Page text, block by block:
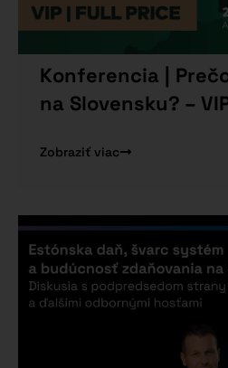
Konferencia |
na Slovensku? –
Zobraziť viac